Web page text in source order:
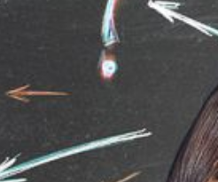
Dengan dashboard
pembayaran dapat
Enterprise
Pembayaran ke
dilakukan dengan